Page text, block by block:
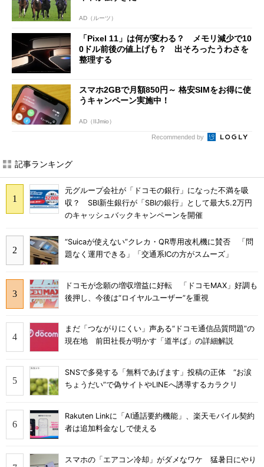
AD（ルーツ）
「Pixel 11」は何が変わる？ メモリ減少で10
0ドル前後の値上げも？ 出そろったうわさを
整理する
スマホ2GBで月額850円～ 格安SIMをお得に使
うキャンペーン実施中！
AD（IIJmio）
Recommended by
記事ランキング
元グループ会社が「ドコモの銀行」になった不満を吸
収？ SBI新生銀行が「SBIの銀行」として最大5.2万円
のキャッシュバックキャンペーンを開催
“Suicaが使えない”クレカ・QR専用改札機に賛否 「問
題なく運用できる」「交通系ICの方がスムーズ」
ドコモが念願の増収増益に好転 「ドコモMAX」好調も
後押し、今後は“ロイヤルユーザー”を重視
まだ「つながりにくい」声ある“ドコモ通信品質問題”の
現在地 前田社長が明かす「道半ば」の詳細解説
SNSで多発する「無料であげます」投稿の正体 “お涙
ちょうだい”で偽サイトやLINEへ誘導するカラクリ
Rakuten Linkに「AI通話要約機能」、楽天モバイル契約
者は追加料金なしで使える
スマホの「エアコン冷却」がダメなワケ 猛暑日にやり